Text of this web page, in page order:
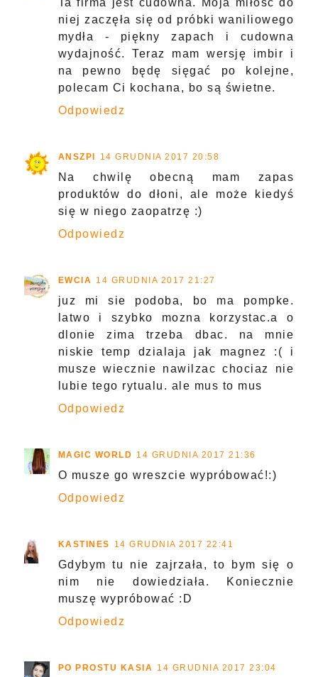
niej zaczęła się od próbki waniliowego
mydła - piękny zapach i cudowna
wydajność. Teraz mam wersję imbir i
na pewno będę sięgać po kolejne,
polecam Ci kochana, bo są świetne.
Odpowiedz
ANSZPI 14 GRUDNIA 2017 20:58
Na chwilę obecną mam zapas
produktów do dłoni, ale może kiedyś
się w niego zaopatrzę :)
Odpowiedz
EWCIA 14 GRUDNIA 2017 21:27
juz mi sie podoba, bo ma pompke.
latwo i szybko mozna korzystac.a o
dlonie zima trzeba dbac. na mnie
niskie temp dzialaja jak magnez :( i
musze wiecznie nawilzac chociaz nie
lubie tego rytualu. ale mus to mus
Odpowiedz
MAGIC WORLD 14 GRUDNIA 2017 21:36
O musze go wreszcie wypróbować!:)
Odpowiedz
KASTINES 14 GRUDNIA 2017 22:41
Gdybym tu nie zajrzała, to bym się o
nim nie dowiedziała. Koniecznie
muszę wypróbować :D
Odpowiedz
PO PROSTU KASIA 14 GRUDNIA 2017 23:04